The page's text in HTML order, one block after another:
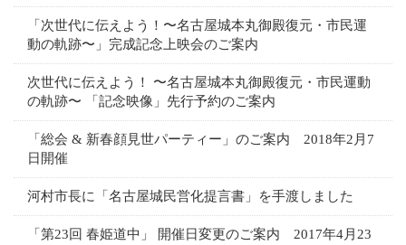
「次世代に伝えよう！〜名古屋城本丸御殿復元・市民運
動の軌跡〜」完成記念上映会のご案内
次世代に伝えよう！ 〜名古屋城本丸御殿復元・市民運動
の軌跡〜 「記念映像」先行予約のご案内
「総会 & 新春顔見世パーティー」のご案内 2018年2月7
日開催
河村市長に「名古屋城民営化提言書」を手渡しました
「第23回 春姫道中」 開催日変更のご案内 2017年4月23